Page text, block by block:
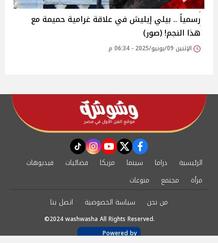
رسمياً .. بيلي إيليش في علاقة غرامية حميمة مع
هذا النجم! (صور)
الإثنين 09/يونيو/2025 - 06:34 م
facebook
twitter
youtube
instagram
tiktok
الرئيسية دراما سينما مزيكا فضائيات
فيديوهات
مرأة
مجتمع
منوعات
من نحن
سياسة الخصوصية اتصل بنا
©2024 washwasha All Rights Reserved.
Powered by